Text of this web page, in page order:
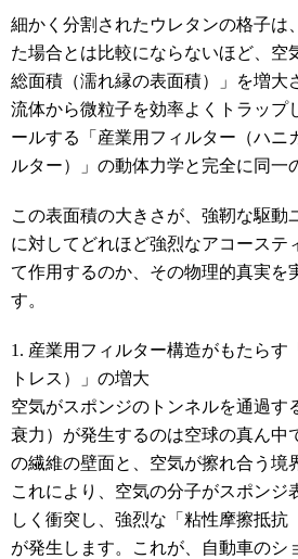
細かく分割されたウレタンの格子は
た場合とは比較にならないほど、空
総面積（濡れ縁の表面積）」を増大
流体から微粒子を効率よくトラップ
ールする「産業用フィルター（ハニ
ルター）」の動体力学と完全に同一
この表面積の大きさが、強靭な駆動
に対してどれほど強烈なアコーステ
て作用するのか、その物理的真実を
す。
1. 産業用フィルター構造がもたらす
トレス）」の増大
空気がスポンジのトンネルを通過す
衰力）が発生するのは空球の真ん中
の繊維の壁面と、空気が擦れ合う境
これにより、空気の分子がスポンジ
しく衝突し、強烈な「粘性摩擦抵抗
が発生します。これが、自動車のシ